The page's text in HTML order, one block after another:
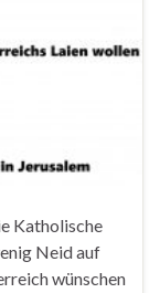
Katholische
Neid auf
wünschen